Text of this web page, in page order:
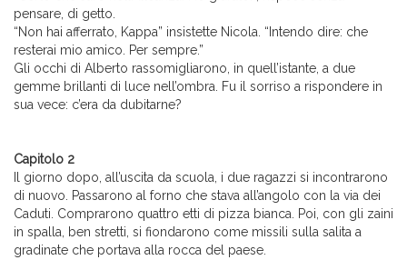
pensare, di getto.
“Non hai afferrato, Kappa” insistette Nicola. “Intendo dire: che
resterai mio amico. Per sempre.”
Gli occhi di Alberto rassomigliarono, in quell’istante, a due
gemme brillanti di luce nell’ombra. Fu il sorriso a rispondere in
sua vece: c’era da dubitarne?
Capitolo 2
Il giorno dopo, all’uscita da scuola, i due ragazzi si incontrarono
di nuovo. Passarono al forno che stava all’angolo con la via dei
Caduti. Comprarono quattro etti di pizza bianca. Poi, con gli zaini
in spalla, ben stretti, si fiondarono come missili sulla salita a
gradinate che portava alla rocca del paese.